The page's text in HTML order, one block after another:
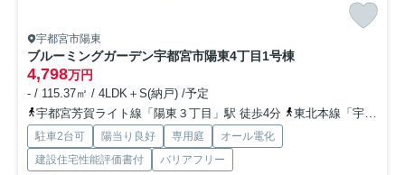
宇都宮市陽東
ブルーミングガーデン宇都宮市陽東4丁目1号棟
4,798万円
- / 115.37㎡ / 4LDK＋S(納戸) /予定
宇都宮芳賀ライト線「陽東３丁目」駅 徒歩4分
東北本線「宇都宮」駅 徒歩33分
駐車2台可 陽当り良好 専用庭
オール電化
建設住宅性能評価書付
バリアフリー